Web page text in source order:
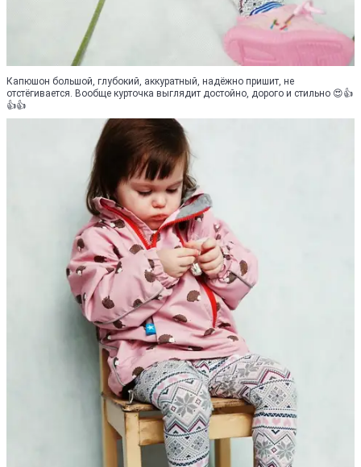
Капюшон большой, глубокий, аккуратный, надёжно пришит, не
отстёгивается. Вообще курточка выглядит достойно, дорого и стильно 😍👍
👍👍